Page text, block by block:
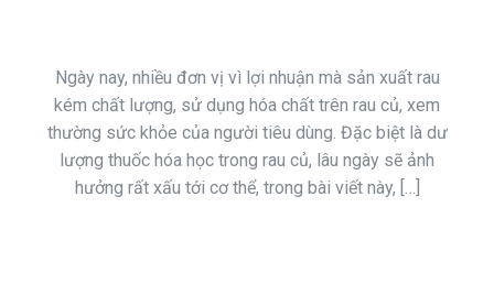
Ngày nay, nhiều đơn vị vì lợi nhuận mà sản xuất rau
kém chất lượng, sử dụng hóa chất trên rau củ, xem
thường sức khỏe của người tiêu dùng. Đặc biệt là dư
lượng thuốc hóa học trong rau củ, lâu ngày sẽ ảnh
hưởng rất xấu tới cơ thể, trong bài viết này, […]